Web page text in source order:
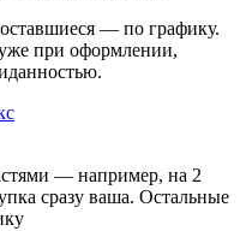
— по графику.
при оформлении,
— например, на 2
сразу ваша. Остальные